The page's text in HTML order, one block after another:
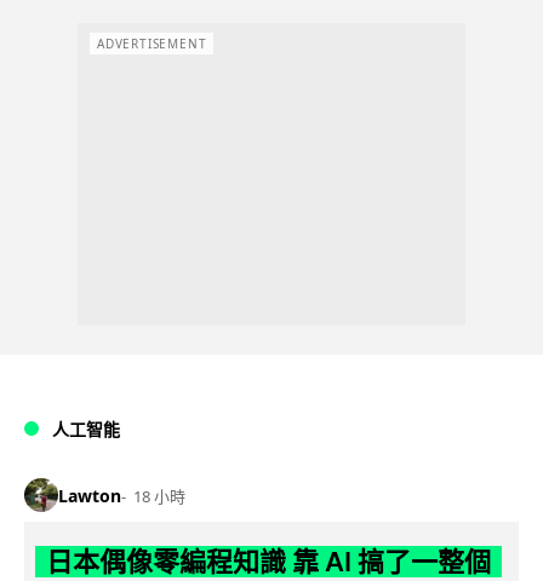
ADVERTISEMENT
人工智能
Lawton 18 小時
日本偶像零編程知識 靠 AI 搞了一整個